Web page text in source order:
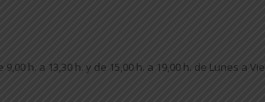
h. a 13,30 h. y de 15,00 h. a 19,00 h. de Lunes a